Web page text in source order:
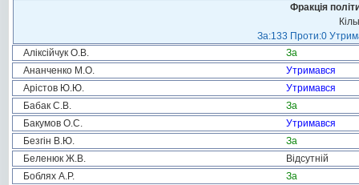
Фракція
За:133 Проти:0
Аліксійчук О.В.
За
Ананченко М.О.
Утримався
Арістов Ю.Ю.
Утримався
Бабак С.В.
За
Бакумов О.С.
Утримався
Безгін В.Ю.
За
Беленюк Ж.В.
Відсутній
Боблях А.Р.
За